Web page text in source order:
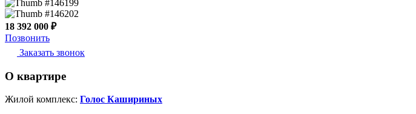
18 392 000 ₽
Позвонить
Заказать звонок
О квартире
Жилой комплекс: Голос Кашириных